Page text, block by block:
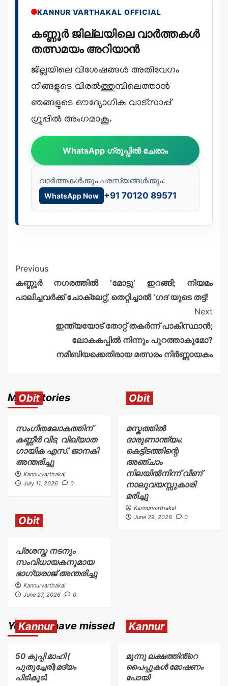
KANNUR VARTHAKAL OFFICIAL
കണ്ണൂർ ജില്ലയിലെ വാർത്തകൾ
തത്സമയം അറിയാൻ
ജില്ലയിലെ വിശേഷങ്ങൾ അതിവേഗം
നിങ്ങളുടെ വിരൽത്തുമ്പിലെത്താൻ
ഞങ്ങളുടെ ഔദ്യോഗിക വാട്സാപ്പ്
ഗ്രൂപ്പിൽ അംഗമാകൂ.
WhatsApp ഗ്രൂപ്പിൽ ചേരാം
വാർത്തകൾക്കും പരസ്യങ്ങൾക്കും:
WhatsApp Now +91 70120 89571
Previous
കണ്ണൂർ നഗരത്തിൽ ‘മോട്ടു’ ഇറങ്ങി; നിയമം
പാലിച്ചവർക്ക് ചോക്ലേറ്റ്, തെറ്റിച്ചാൽ ‘ഗദ’യുടെ തട്ട്!
Next
ഇന്ത്യയോട് തോറ്റ് തകർന്ന് പാകിസ്ഥാൻ;
ലോകകപ്പിൽ നിന്നും പുറത്താകുമോ?
നമീബിയക്കെതിരായ മത്സരം നിർണ്ണായകം
More Stories
Obit
സംഗീതലോകത്തിന്
കണ്ണീർ വിട; വിഖ്യാത
ഗായിക എസ്. ജാനകി
അന്തരിച്ചു
Kannurvarthakal
July 11, 2026
0
Obit
മസ്കത്തിൽ
ദാരുണാന്ത്യം:
കെട്ടിടത്തിന്റെ
അഞ്ചാം
നിലയിൽനിന്ന് വീണ്
നാലുവയസ്സുകാരി
മരിച്ചു
Kannurvarthakal
June 29, 2026
0
Obit
പ്രശസ്ത നടനും
സംവിധായകനുമായ
ഭാഗ്യരാജ് അന്തരിച്ചു
Kannurvarthakal
June 27, 2026
0
You may have missed
Kannur
50 കുപ്പി മാഹി (
പുതുച്ചേരി)മദ്യം
പിടികൂടി.
Kannur
മൂന്നു ലക്ഷത്തിൻ്റെ
പൈപ്പുകൾ മോഷണം
പോയി